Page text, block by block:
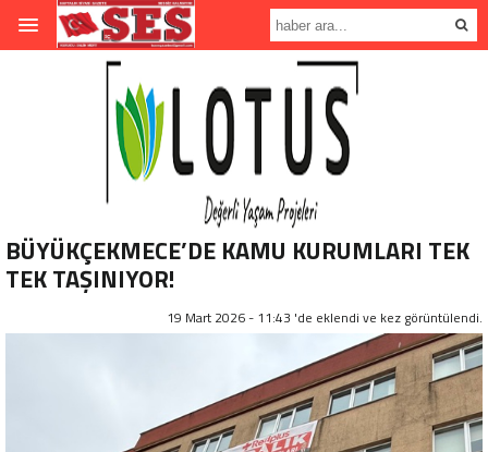
BÜYÜKÇEKMECE’DE KAMU KURUMLARI TEK
TEK TAŞINIYOR!
19 Mart 2026 - 11:43 'de eklendi ve kez görüntülendi.